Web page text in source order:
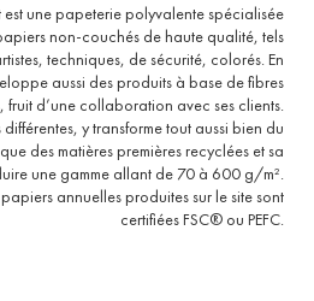
est une papeterie polyvalente spécialisée
non-couchés de haute qualité, tels
techniques, de sécurité, colorés. En
aussi des produits à base de fibres
fruit d’une collaboration avec ses clients.
y transforme tout aussi bien du
des matières premières recyclées et sa
une gamme allant de 70 à 600 g/m².
annuelles produites sur le site sont
certifiées FSC® ou PEFC.